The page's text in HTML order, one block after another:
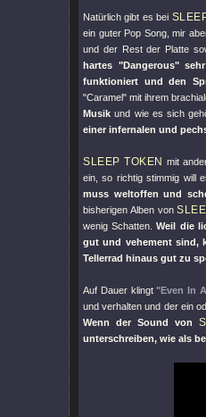
Natürlich gibt es bei
ein guter Pop Song, mir
und der Rest der Platte
hartes "Dangerous"sehr
funktioniert und den
"Caramel" mit ihrem
Musik und wie es sich
einer infernalen und
SLEEP TOKEN mit
ein, so richtig stimmig will
muss weltoffen und
bisherigen Alben von
wenig Schatten.Weil die
gut und vehement sind,
Tellerrad hinaus gut zu
Auf Dauer klingt"Even In
und verhalten und der ein
Wenn der Sound von
unterschreiben, wie als